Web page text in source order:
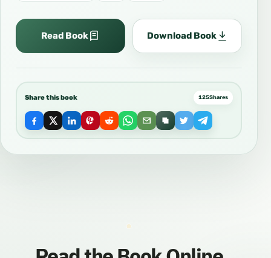
Read Book Download Book
Share this book 125Shares